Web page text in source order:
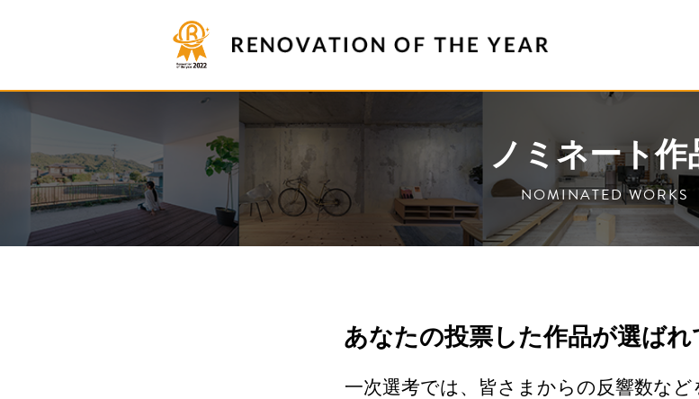
ノミネート作
NOMINATED WORKS
あなたの投票した作品が選ばれ
一次選考では、皆さまからの反響数など